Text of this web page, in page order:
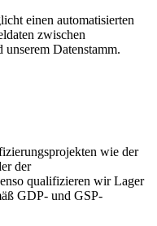
einen automatisierten
zwischen
Datenstamm.
wie der
der
qualifizieren wir Lager
GDP- und GSP-